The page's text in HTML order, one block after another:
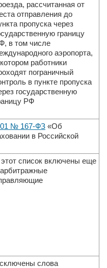
рассчитанная от
отправления до
пропуска через
границу
в том числе
аэропорта,
работники
пограничный
в пункте пропуска
государственную
РФ
№ 167-ФЗ «Об
в Российской
список включены еще
слова